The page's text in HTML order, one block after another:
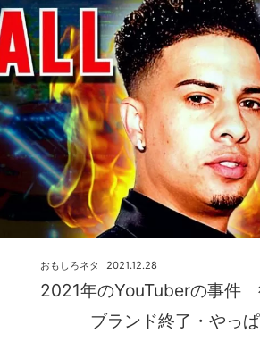
2021年のYouTuberの事件
ブランド終了・やっ
2021.12.28
おもしろネタ